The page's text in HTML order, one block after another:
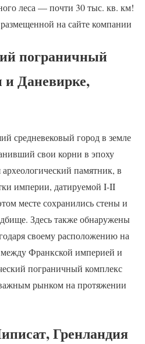
леса — почти 30 тыс. кв. км!
на сайте компании
пограничный
и Даневирке,
средневековый город в земле
свои корни в эпоху
памятник, в
империи, датируемой I-II
месте сохранились стены и
Здесь также обнаружены
своему расположению на
Франкской империей и
пограничный комплекс
рынком на протяжении
Гренландия